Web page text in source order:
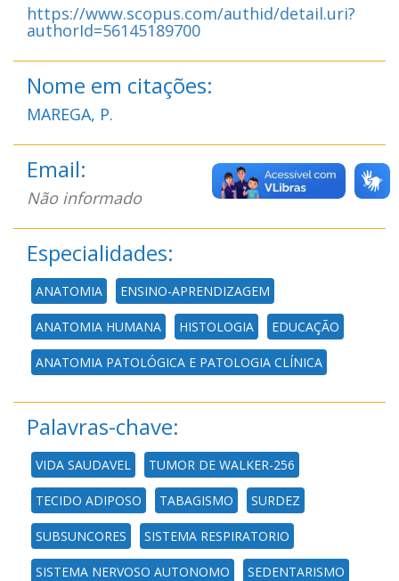
https://www.scopus.com/authid/detail.uri?
authorId=56145189700
Nome em citações:
MAREGA, P.
Email:
Não informado
Especialidades:
ANATOMIA ENSINO-APRENDIZAGEM
ANATOMIA HUMANA HISTOLOGIA EDUCAÇÃO
ANATOMIA PATOLÓGICA E PATOLOGIA CLÍNICA
Palavras-chave:
VIDA SAUDAVEL TUMOR DE WALKER-256
TECIDO ADIPOSO TABAGISMO SURDEZ
SUBSUNCORES SISTEMA RESPIRATORIO
SISTEMA NERVOSO AUTONOMO SEDENTARISMO